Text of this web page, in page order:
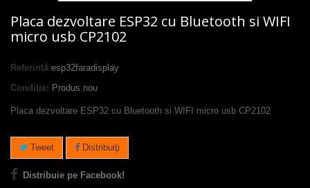
Placa dezvoltare ESP32 cu Bluetooth si WIFI
micro usb CP2102
Referință esp32faradisplay
Condiție: Produs nou
Placa dezvoltare ESP32 cu Bluetooth si WIFI micro usb CP2102
Tweet Distribuiţi
Distribuie pe Facebook!